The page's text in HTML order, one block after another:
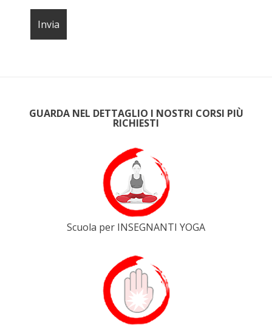
GUARDA NEL DETTAGLIO I NOSTRI CORSI PIÙ
RICHIESTI
Scuola per INSEGNANTI YOGA